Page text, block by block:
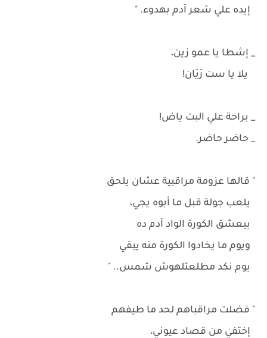
إيده علي شعر آدم بهدوء. "
_ إشطا يا عمو زين،
يلا يا ست رَيَان!
_ براحة علي البت ياض!
_ حاضر حاضر.
" قالها عزومة مراقبية عشان يلحق
يلعب جولة قبل ما أبوه يجي،
بيعشق الكورة الواد آدم ده
ويوم ما يخادوا الكورة منه يبقي
يوم نكد مطلعتلهوش شمس.. "
" فضلت مراقباهم لحد ما طيفهم
إختفيٰ من قصاد عيوني،